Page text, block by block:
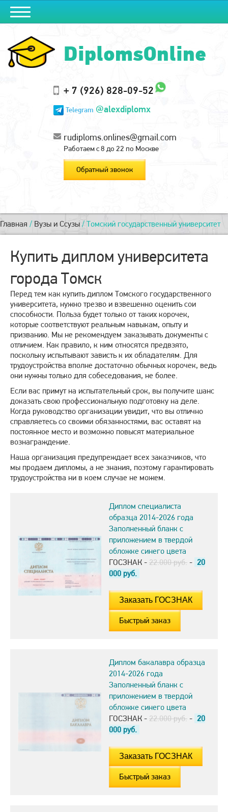
DiplomsOnline
+ 7 (926) 828-09-52
Telegram @alexdiplomx
rudiploms.onlines@gmail.com
Работаем с 8 до 22 по Москве
Обратный звонок
Главная / Вузы и Ссузы / Томский государственный университет
Купить диплом университета
города Томск
Перед тем как купить диплом Томского государственного
университета, нужно трезво и взвешенно оценить сои
способности. Польза будет только от таких корочек,
которые соответствуют реальным навыкам, опыту и
призванию. Мы не рекомендуем заказывать документы с
отличием. Как правило, к ним относятся предвзято,
поскольку испытывают зависть к их обладателям. Для
трудоустройства вполне достаточно обычных корочек, ведь
они нужны только для собеседования, не более.
Если вас примут на испытательный срок, вы получите шанс
доказать свою профессиональную подготовку на деле.
Когда руководство организации увидит, что вы отлично
справляетесь со своими обязанностями, вас оставят на
постоянное место и возможно повысят материальное
вознаграждение.
Наша организация предупреждает всех заказчиков, что
мы продаем дипломы, а не знания, поэтому гарантировать
трудоустройства ни в коем случае не можем.
Диплом специалиста
образца 2014-2026 года
Заполненный бланк с
приложением в твердой
обложке синего цвета
ГОСЗНАК - 22.000 руб. - 20
000 руб.
Быстрый заказ
Диплом бакалавра образца
2014-2026 года
Заполненный бланк с
приложением в твердой
обложке синего цвета
ГОСЗНАК - 22.000 руб. - 20
000 руб.
Быстрый заказ